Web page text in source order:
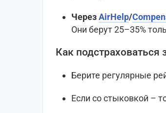
ЧерезAirHelp/
Они берут 25–35%
Как подстраховаться
Берите регулярные
Если со стыковкой –